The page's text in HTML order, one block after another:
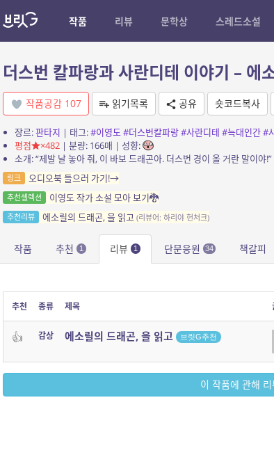
작품 리뷰 문학상 스레드소설
더스번 칼파랑과 사란디테 이야기 – 에
작품공감 107 읽기목록 공유 숏코드복사
장르:판타지 | 태그:#이영도#더스번칼파랑#사란디테 #늑대인간#
평점
×482| 분량: 166매 | 성향:
링크 오디오북 들으러 가기!→
추천셀렉션 이영도 작가 소설 모아 보기🐉
추천리뷰 에소릴의 드래곤, 을 읽고 (리뷰어: 하리야 헌처크)
작품 추천 1 리뷰 1 단문응원 34 책갈피
추천 종류 제목
👍 감상 에소릴의 드래곤, 을 읽고 브릿G추천
이 작품에 관해 리